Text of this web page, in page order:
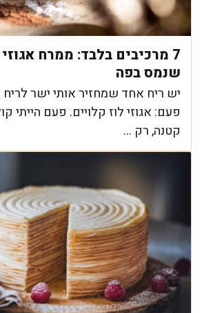
7 מרכיבים בלבד: ממרח
שנמס בפה
יש ריח אחד שמחזיר אותי ישר
פעם: אגוזי לוז קלויים. פעם הייתי
קטנה, רק ...